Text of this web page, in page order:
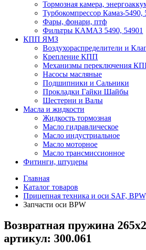
Тормозная камера,
Турбокомпрессор Камаз-5490,
Фары, фонари, птф
Фильтры КАМАЗ 5490, 54901
КПП ЯМЗ
Воздухораспределители и
Крепление КПП
Механизмы переключения
Насосы масляные
Подшипники и Сальники
Прокладки Гайки Шайбы
Шестерни и Валы
Масла и жидкости
Жидкость тормозная
Масло гидравлическое
Масло индустриальное
Масло моторное
Масло трансмиссионное
Фитинги, штуцеры
Главная
Каталог товаров
Прицепная техника и оси SAF,
Запчасти оси BPW
Возвратная пружина
артикул: 300.061